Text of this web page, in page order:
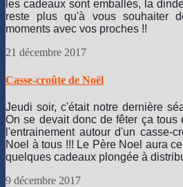
les cadeaux sont emballés, la
reste plus qu'à vous souhaiter
moments avec vos proches !!
21 décembre 2017
Casse-croûte de Noël
Jeudi soir, c'était notre dernière
On se devait donc de fêter ça tous
l'entrainement autour d'un casse-
Noel à tous !!! Le Père Noel aura
quelques cadeaux plongée à
9 décembre 2017